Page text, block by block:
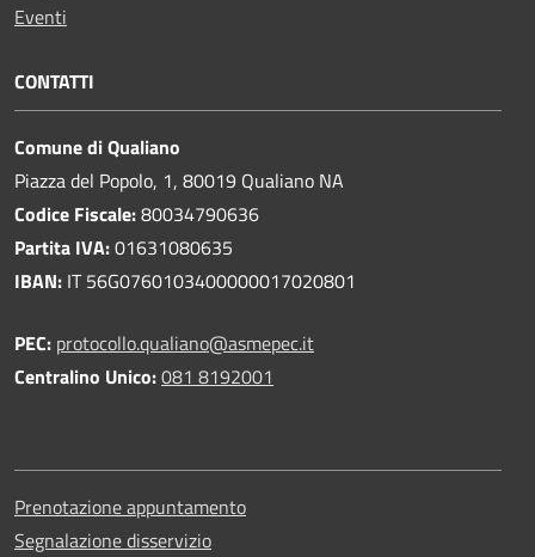
Eventi
CONTATTI
Comune di Qualiano
Piazza del Popolo, 1, 80019 Qualiano NA
Codice Fiscale:80034790636
Partita IVA:01631080635
IBAN: IT 56G0760103400000017020801
PEC: protocollo.qualiano@asmepec.it
Centralino Unico:081 8192001
Prenotazione appuntamento
Segnalazione disservizio